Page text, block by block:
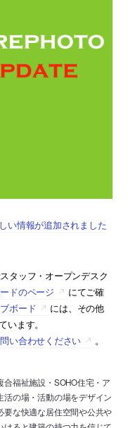
い情報が追加されました
タッフ・オープンデスク
ドのページ
にてご確
ボード
には、その他
ます。
い合わせください
。
福祉施設・SOHO住宅・ア
の場・活動の場をデザイン
要な快適な居住空間や公共や